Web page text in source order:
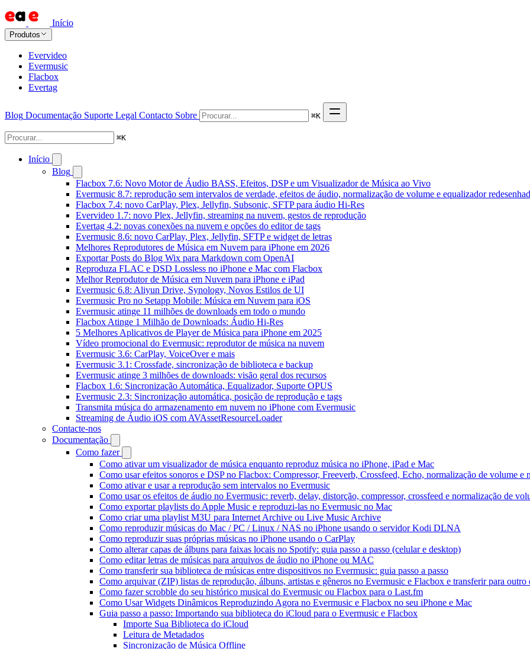
Início
Produtos
Evervideo
Evermusic
Flacbox
Evertag
Blog Documentação Suporte Legal Contacto Sobre ⌘K
⌘K
Início
Blog
Flacbox 7.6: Novo Motor de Áudio BASS, Efeitos, DSP e um Visualizador de Música ao Vivo
Evermusic 8.7: reprodução sem intervalos de verdade, efeitos de áudio, normalização de volume e equalizador
Flacbox 7.4: novo CarPlay, Plex, Jellyfin, Subsonic, SFTP para áudio Hi-Res
Evervideo 1.7: novo Plex, Jellyfin, streaming na nuvem, gestos de reprodução
Evertag 4.2: novas conexões na nuvem e opções do editor de tags
Evermusic 8.6: novo CarPlay, Plex, Jellyfin, SFTP e widget de letras
Melhores Reprodutores de Música em Nuvem para iPhone em 2026
Exportar Posts do Blog Wix para Markdown com OpenAI
Reproduza FLAC e DSD Lossless no iPhone e Mac com Flacbox
Melhor Reprodutor de Música em Nuvem para iPhone e iPad
Evermusic 6.8: Aliyun Drive, Synology, Novos Estilos de UI
Evermusic Pro no Setapp Mobile: Música em Nuvem para iOS
Evermusic atinge 11 milhões de downloads em todo o mundo
Flacbox Atinge 1 Milhão de Downloads: Áudio Hi-Res
5 Melhores Aplicativos de Player de Música para iPhone em 2025
Vídeo promocional do Evermusic: reprodutor de música na nuvem
Evermusic 3.6: CarPlay, VoiceOver e mais
Evermusic 3.1: Crossfade, sincronização de biblioteca e backup
Evermusic atinge 3 milhões de downloads: visão geral dos recursos
Flacbox 1.6: Sincronização Automática, Equalizador, Suporte OPUS
Evermusic 2.3: Sincronização automática, posição de reprodução e tags
Transmita música do armazenamento em nuvem no iPhone com Evermusic
Streaming de Áudio iOS com AVAssetResourceLoader
Contacte-nos
Documentação
Como fazer
Como ativar um visualizador de música enquanto reproduz música no iPhone, iPad e Mac
Como usar efeitos sonoros e DSP no Flacbox: Compressor, Freeverb, Crossfeed, Echo, normalização de volume e
Como ativar e usar a reprodução sem intervalos no Evermusic
Como usar os efeitos de áudio no Evermusic: reverb, delay, distorção, compressor, crossfeed e normalização de
Como exportar playlists do Apple Music e reproduzi-las no Evermusic no Mac
Como criar uma playlist M3U para Internet Archive ou Live Music Archive
Como reproduzir músicas do Mac / PC / Linux / NAS no iPhone usando o servidor Kodi DLNA
Como reproduzir suas próprias músicas no iPhone usando o CarPlay
Como alterar capas de álbuns para faixas locais no Spotify: guia passo a passo (celular e desktop)
Como editar letras de músicas para arquivos de áudio no iPhone ou MAC
Como transferir sua biblioteca de músicas entre dispositivos no Evermusic: guia passo a passo
Como arquivar (ZIP) listas de reprodução, álbuns, artistas e gêneros no Evermusic e Flacbox e transferir para
Como fazer scrobble do seu histórico musical do Evermusic ou Flacbox para o Last.fm
Como Usar Widgets Dinâmicos Reproduzindo Agora no Evermusic e Flacbox no seu iPhone e Mac
Guia passo a passo: Importando sua biblioteca do iCloud para o Evermusic e Flacbox
Importe Sua Biblioteca do iCloud
Leitura de Metadados
Sincronização de Música Offline